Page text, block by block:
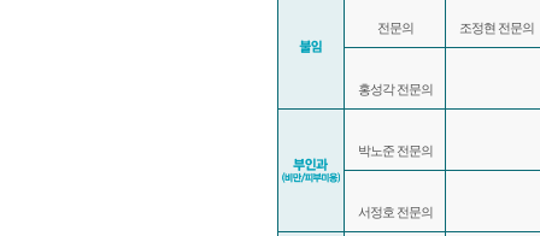
전문의
홍성각 전문의
박노준 전문의
서정호 전문의
조정현 전문의